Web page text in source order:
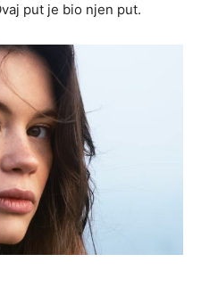
put je bio njen put.